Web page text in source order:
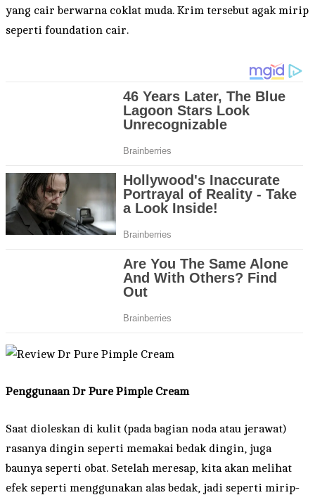
yang cair berwarna coklat muda. Krim tersebut agak mirip
seperti foundation cair.
Penggunaan Dr Pure Pimple Cream
Saat dioleskan di kulit (pada bagian noda atau jerawat)
rasanya dingin seperti memakai bedak dingin, juga
baunya seperti obat. Setelah meresap, kita akan melihat
efek seperti menggunakan alas bedak, jadi seperti mirip-